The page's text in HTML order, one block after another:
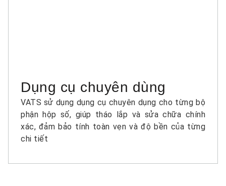
Dụng cụ chuyên dùng
VATS sử dụng dụng cụ chuyên dụng cho từng bộ
phận hộp số, giúp tháo lắp và sửa chữa chính
xác, đảm bảo tính toàn vẹn và độ bền của từng
chi tiết